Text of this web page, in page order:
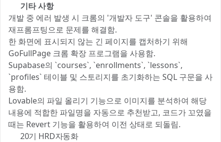
기타 사항
개발 중 에러 발생 시 크롬의 '개발자 도구' 콘솔을 활용하여
재프롬프팅으로 문제를 해결함.
한 화면에 표시되지 않는 긴 페이지를 캡처하기 위해
GoFullPage 크롬 확장 프로그램을 사용함.
Supabase의 `courses`, `enrollments`, `lessons`,
`profiles` 테이블 및 스토리지를 초기화하는 SQL 구문을 사
용함.
Lovable의 파일 올리기 기능으로 이미지를 분석하여 해당
내용에 적합한 파일명을 자동으로 추천받고, 코드가 꼬였을
때는 Revert 기능을 활용하여 이전 상태로 되돌림.
📚 20기 HRD자동화